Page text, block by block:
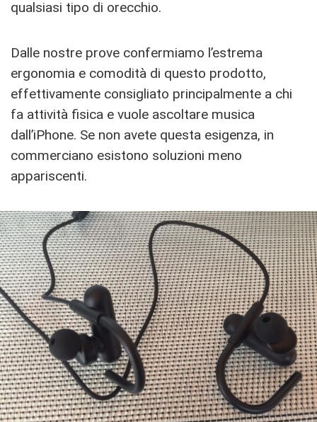
qualsiasi tipo di orecchio.
Dalle nostre prove confermiamo l’estrema
ergonomia e comodità di questo prodotto,
effettivamente consigliato principalmente a chi
fa attività fisica e vuole ascoltare musica
dall’iPhone. Se non avete questa esigenza, in
commerciano esistono soluzioni meno
appariscenti.